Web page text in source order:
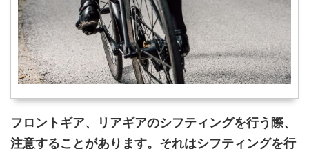
フロントギア、リアギアのシフティングを行う際、
注意することがあります。それはシフティングを行